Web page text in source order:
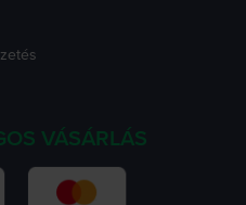
VÁSÁRLÁS